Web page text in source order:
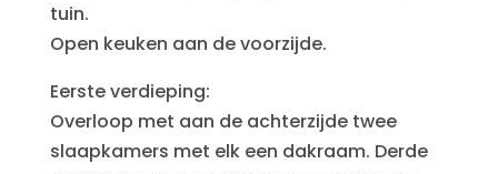
tuin.
Open keuken aan de voorzijde.
Eerste verdieping:
Overloop met aan de achterzijde twee
slaapkamers met elk een dakraam. Derde